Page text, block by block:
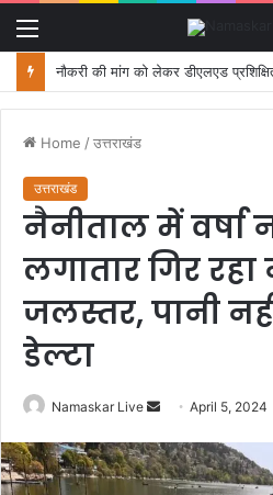
Home /उत्तराखंड
उत्तराखंड
नैनीताल में वर्षा
लगातार गिर
जलस्तर, पानी
डेल्टा
Namaskar Live
n
d
April 5, 2024